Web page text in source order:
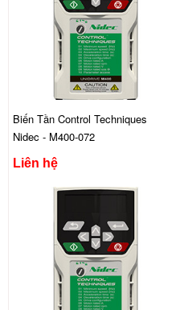
Biến Tần Control Techniques
Nidec - M400-072
Liên hệ